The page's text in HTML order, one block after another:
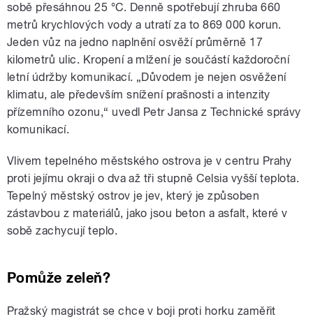
sobě přesáhnou 25 °C. Denně spotřebují zhruba 660
metrů krychlových vody a utratí za to 869 000 korun.
Jeden vůz na jedno naplnění osvěží průměrně 17
kilometrů ulic. Kropení a mlžení je součástí každoroční
letní údržby komunikací. „Důvodem je nejen osvěžení
klimatu, ale především snížení prašnosti a intenzity
přízemního ozonu,“ uvedl Petr Jansa z Technické správy
komunikací.
Vlivem tepelného městského ostrova je v centru Prahy
proti jejímu okraji o dva až tři stupně Celsia vyšší teplota.
Tepelný městský ostrov je jev, který je způsoben
zástavbou z materiálů, jako jsou beton a asfalt, které v
sobě zachycují teplo.
Pomůže zeleň?
Pražský magistrát se chce v boji proti horku zaměřit